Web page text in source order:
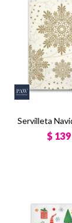
Servilleta
$ 139